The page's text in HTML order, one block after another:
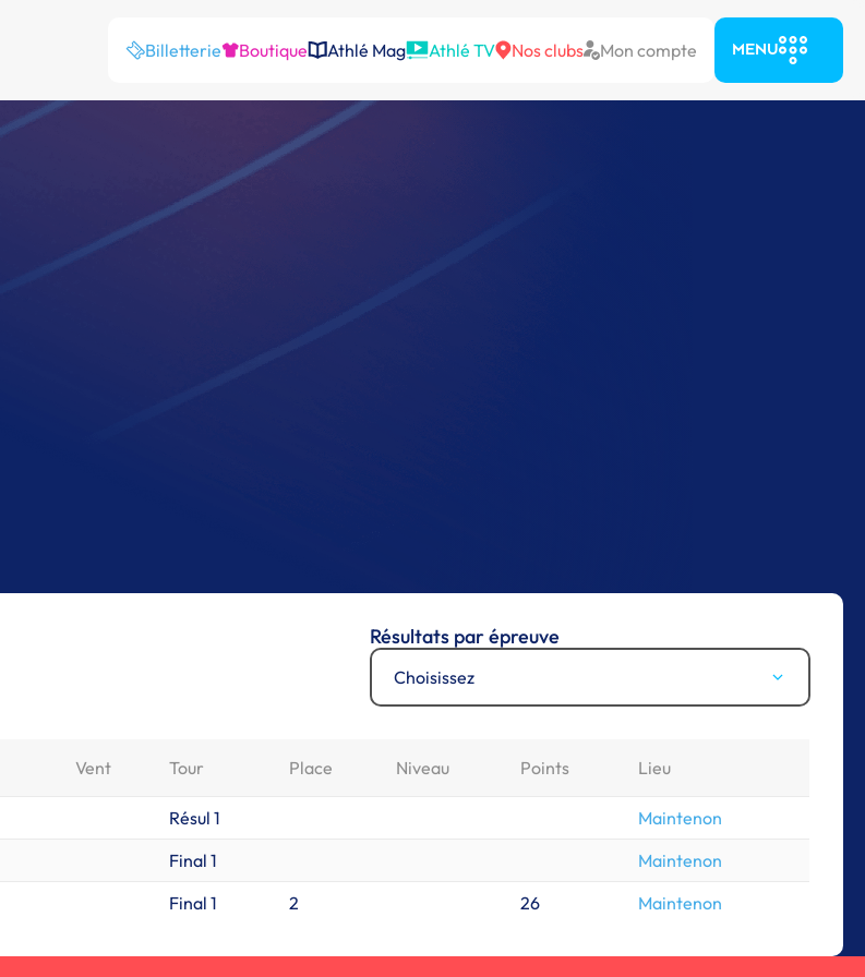
Billetterie Boutique Athlé Mag Athlé TV Nos clubs Mon compte MENU
Résultats par épreuve
Choisissez
Vent Tour Place Niveau Points Lieu
Résul 1
Maintenon
Final 1
Maintenon
Final 1 2 26 Maintenon